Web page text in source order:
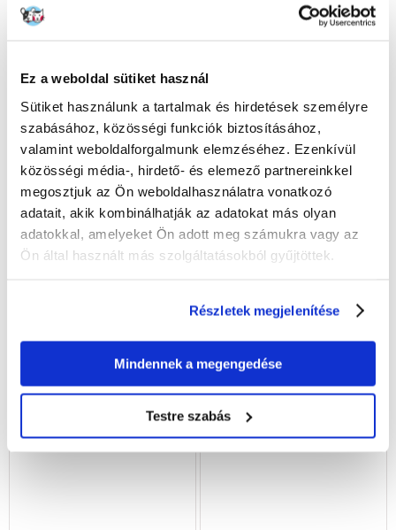
Ez a weboldal sütiket használ
Sütiket használunk a tartalmak és hirdetések személyre
szabásához, közösségi funkciók biztosításához,
valamint weboldalforgalmunk elemzéséhez. Ezenkívül
közösségi média-, hirdető- és elemező partnereinkkel
megosztjuk az Ön weboldalhasználatra vonatkozó
adatait, akik kombinálhatják az adatokat más olyan
adatokkal, amelyeket Ön adott meg számukra vagy az
Ön által használt más szolgáltatásokból gyűjtöttek.
Részletek megjelenítése
Mindennek a megengedése
Testre szabás
TETRA Activesubstrate 6 l
KOSÁRBA
TETRA Completesubstrate 5
kg
6335Ft
(1267.00 Ft / kg)
KOSÁRBA